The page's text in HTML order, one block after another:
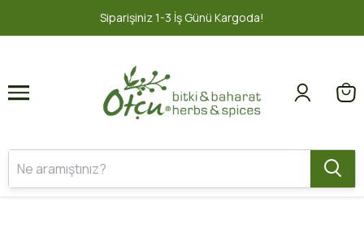
Siparişiniz 1-3 İş Günü Kargoda!
1 2